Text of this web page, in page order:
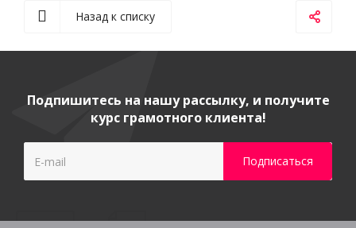
Назад к списку
Подпишитесь на нашу рассылку, и получите
курс грамотного клиента!